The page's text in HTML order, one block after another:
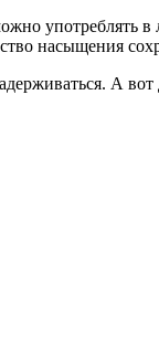
употреблять
насыщения
А